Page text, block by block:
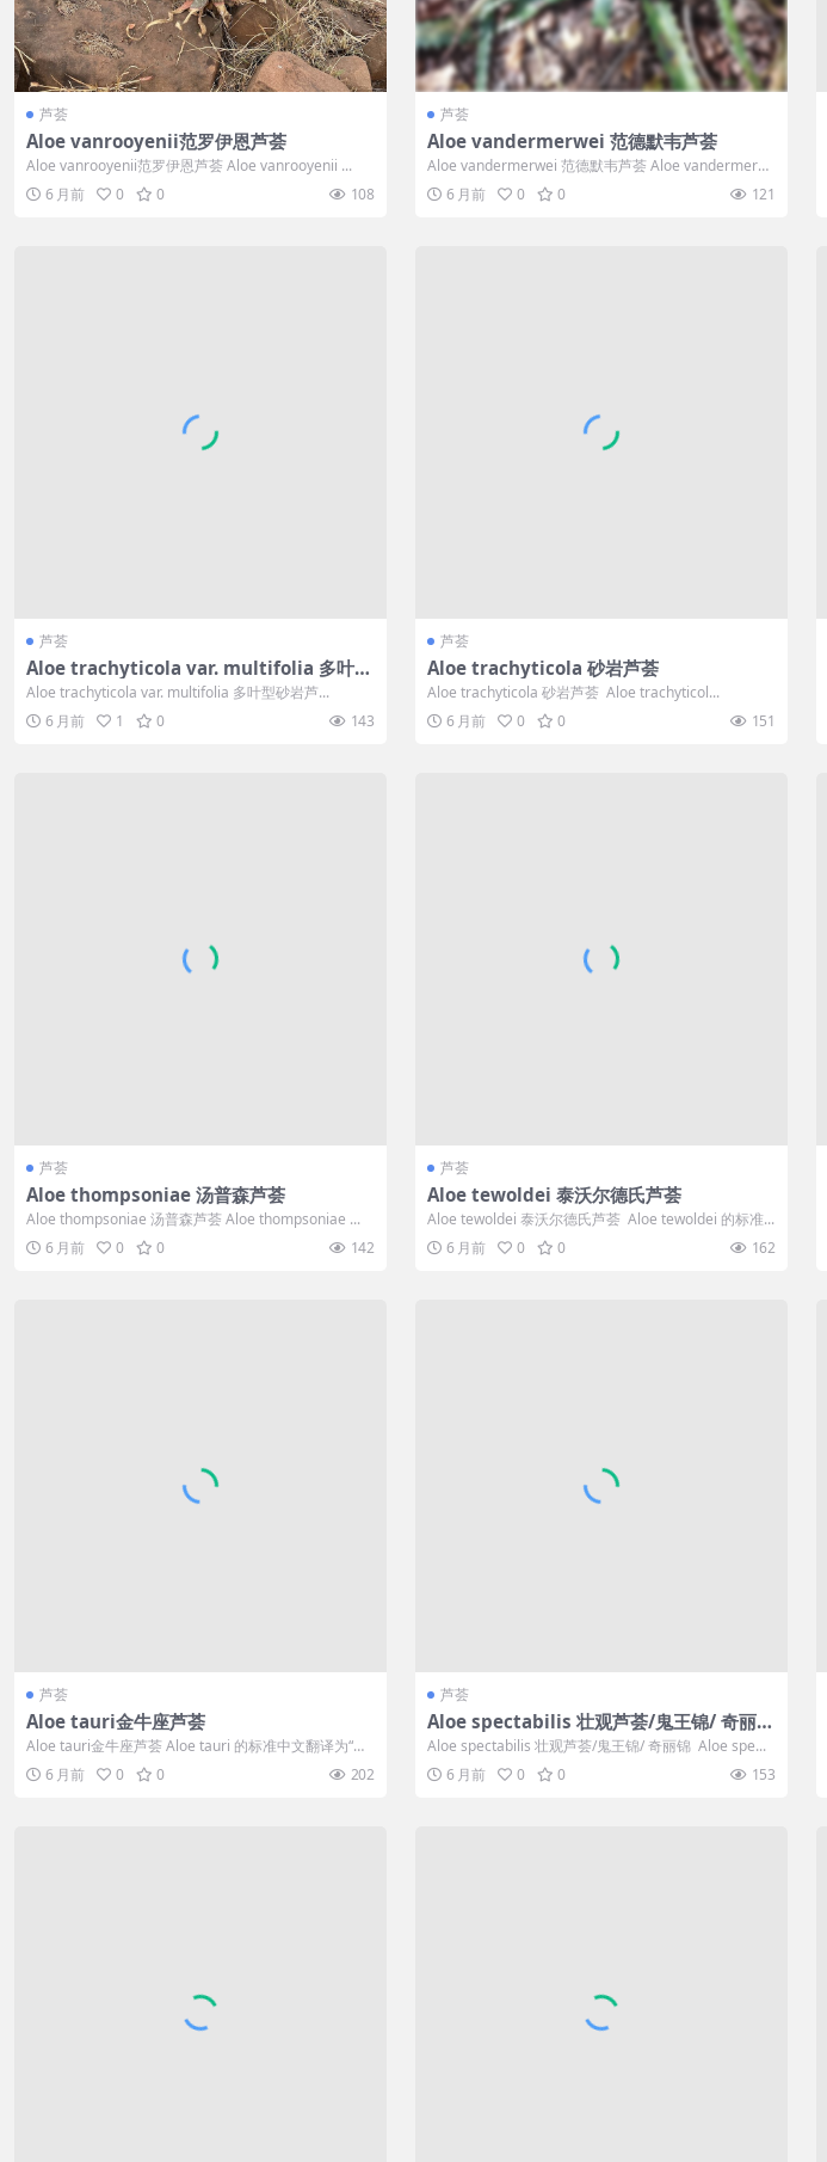
芦荟
Aloe vanrooyenii范罗伊恩芦荟
Aloe vanrooyenii范罗伊恩芦荟 Aloe vanrooyenii ...
6 月前
0 0 108
芦荟
Aloe vandermerwei 范德默韦芦荟
Aloe vandermerwei 范德默韦芦荟 Aloe vandermer
w...
6 月前 0 0 121
芦荟
Aloe trachyticola var. multifolia 多叶型
砂岩芦荟
Aloe trachyticola var. multifolia 多叶型砂岩芦...
6 月前
1 0 143
芦荟
Aloe trachyticola 砂岩芦荟
Aloe trachyticola 砂岩芦荟 Aloe trachyticol...
6 月前
0 0 151
芦荟
Aloe thompsoniae 汤普森芦荟
Aloe thompsoniae 汤普森芦荟 Aloe thompsoniae ...
6 月前
0 0 142
芦荟
Aloe tewoldei 泰沃尔德氏芦荟
Aloe tewoldei 泰沃尔德氏芦荟 Aloe tewoldei 的标准...
6 月前
0 0 162
芦荟
Aloe tauri金牛座芦荟
Aloe tauri金牛座芦荟 Aloe tauri 的标准中文翻译为“塔
里芦荟...
6 月前 0 0 202
芦荟
Aloe spectabilis 壮观芦荟/鬼王锦/ 奇丽
锦
Aloe spectabilis 壮观芦荟/鬼王锦/ 奇丽锦 Aloe spe...
6 月前
0 0 153